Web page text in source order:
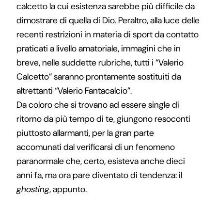
calcetto la cui esistenza sarebbe più difficile da
dimostrare di quella di Dio. Peraltro, alla luce delle
recenti restrizioni in materia di sport da contatto
praticati a livello amatoriale, immagini che in
breve, nelle suddette rubriche, tutti i “Valerio
Calcetto” saranno prontamente sostituiti da
altrettanti “Valerio Fantacalcio”.
Da coloro che si trovano ad essere single di
ritorno da più tempo di te, giungono resoconti
piuttosto allarmanti, per la gran parte
accomunati dal verificarsi di un fenomeno
paranormale che, certo, esisteva anche dieci
anni fa, ma ora pare diventato di tendenza: il
ghosting, appunto.